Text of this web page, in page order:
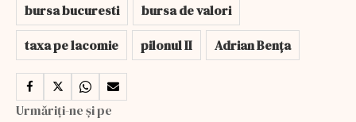
bursa bucuresti
bursa de valori
taxa pe lacomie
pilonul II Adrian Bența
Urmăriți-ne și pe